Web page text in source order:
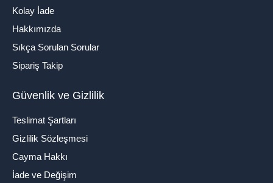
Kolay İade
Hakkımızda
Sıkça Sorulan Sorular
Sipariş Takip
Güvenlik ve Gizlilik
Teslimat Şartları
Gizlilik Sözleşmesi
Cayma Hakkı
İade ve Değişim